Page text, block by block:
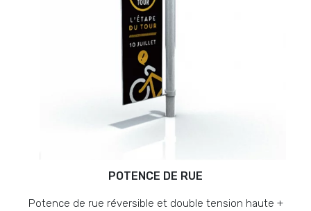
POTENCE DE RUE
Potence de rue réversible et double tension haute +